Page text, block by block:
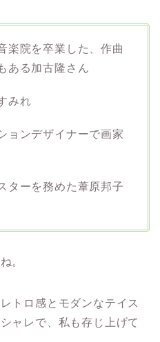
楽院を卒業した、作曲
ある加古隆さん
みれ
ョンデザイナーで画家
ターを務めた葦原邦子
。
トロ感とモダンなテイス
ャレで、私も存じ上げて